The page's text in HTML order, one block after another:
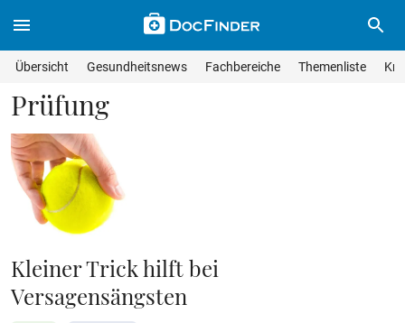
Übersicht Gesundheitsnews Fachbereiche ThemenlisteSuche
Prüfung
Kleiner Trick hilft bei
Versagensängsten